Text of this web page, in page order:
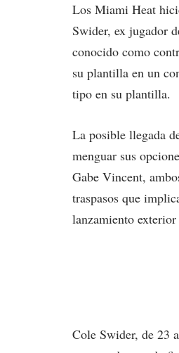
Los Miami Heat
Swider, ex jugador
conocido como
su plantilla en un
tipo en su plantilla.
La posible llegada
menguar sus
Gabe Vincent,
traspasos que
lanzamiento
Cole Swider, de 23